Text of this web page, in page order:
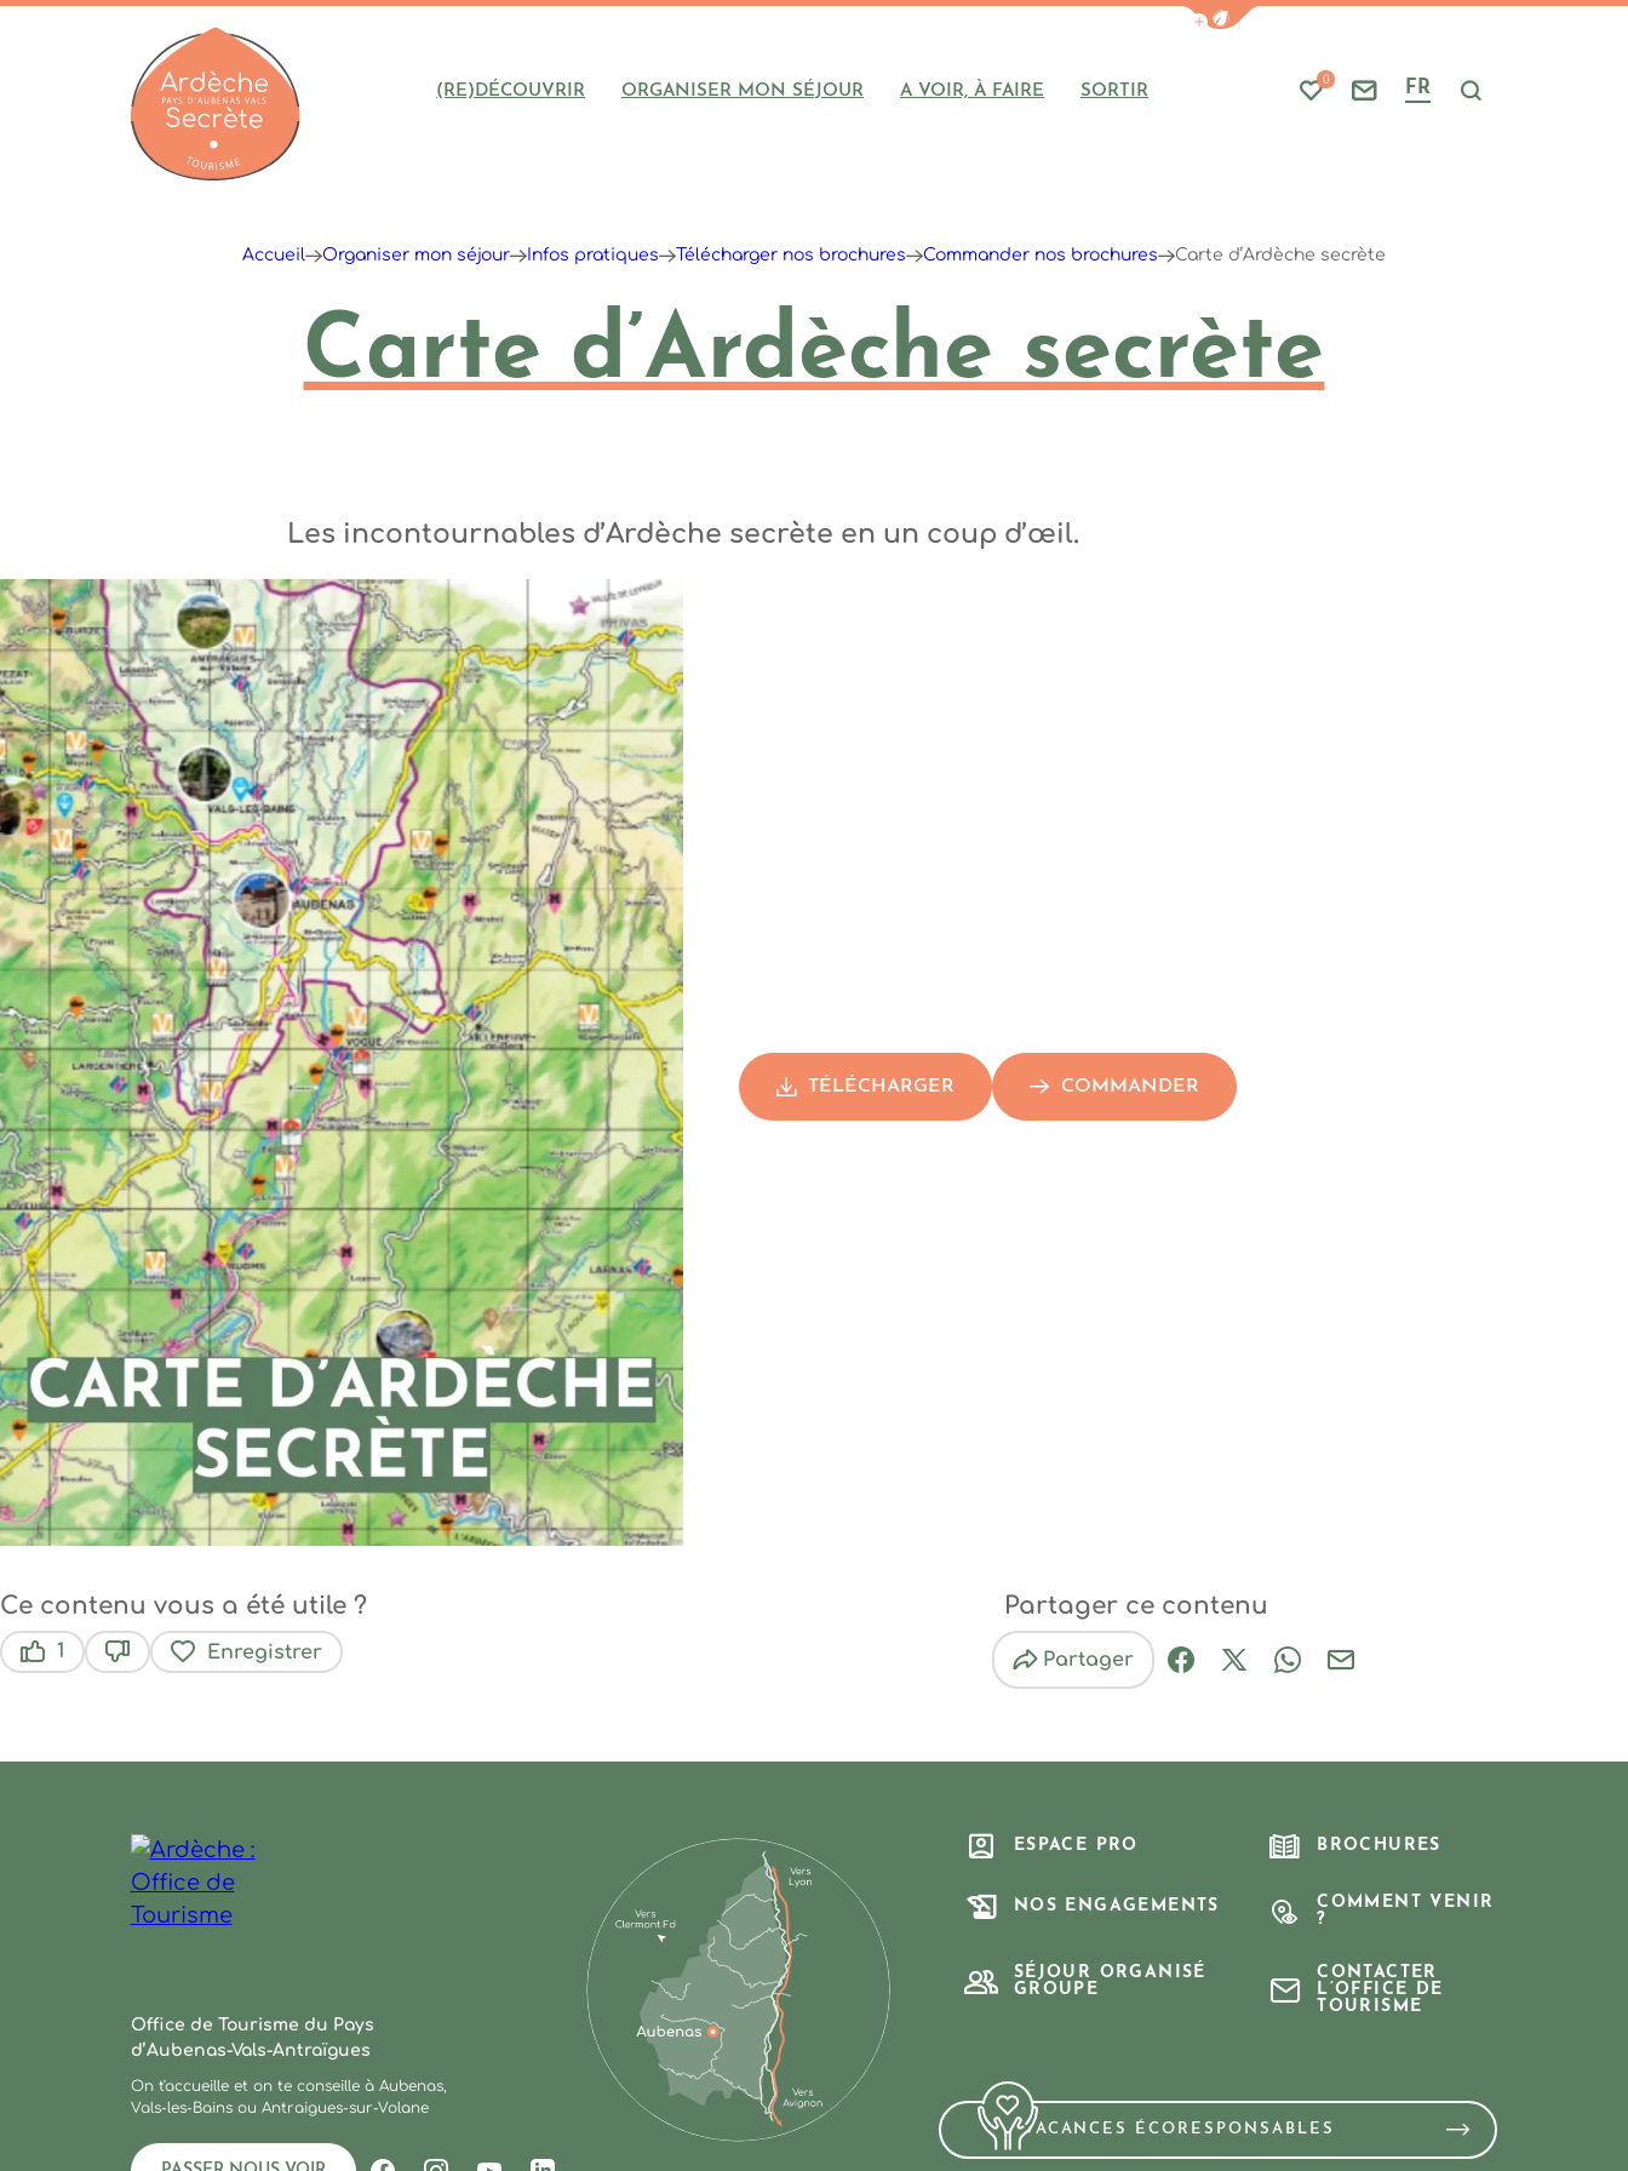
Afficher la barre de navigation du
(RE)DÉCOUVRIR ORGANISER MON SÉJOUR A VOIR, À FAIRE SORTIR Mes favoris
0
Nous contacter
FR Je recherche
Accueil Organiser mon séjour Infos pratiques Télécharger nos brochures Commander nos brochures Carte d’Ardèche secrète
Carte d’Ardèche secrète
Les incontournables d’Ardèche secrète en un coup d’œil.
TÉLÉCHARGER COMMANDER
Ce contenu vous a été utile ?
1 Enregistrer
Partager ce contenu
Partager
Partager sur Facebook (nouvelle
Partager sur X / Twitter (nouvelle
Partager sur WhatsApp
Partager par mail
Office de Tourisme du Pays
d’Aubenas-Vals-Antraïgues
On t'accueille et on te conseille à Aubenas,
Vals-les-Bains ou Antraigues-sur-Volane
ESPACE PRO BROCHURES
NOS ENGAGEMENTS
COMMENT VENIR
?
SÉJOUR ORGANISÉ
GROUPE
CONTACTER
L’OFFICE DE
TOURISME
VACANCES ÉCORESPONSABLES